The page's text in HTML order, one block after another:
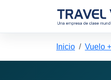
Inicio Vuelo